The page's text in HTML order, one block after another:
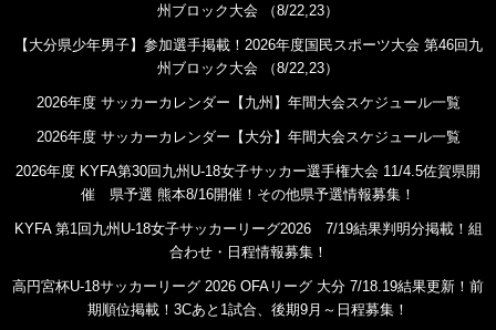
州ブロック大会 （8/22,23）
【大分県少年男子】参加選手掲載！2026年度国民スポーツ大会 第46回九
州ブロック大会 （8/22,23）
2026年度 サッカーカレンダー【九州】年間大会スケジュール一覧
2026年度 サッカーカレンダー【大分】年間大会スケジュール一覧
2026年度 KYFA第30回九州U-18女子サッカー選手権大会 11/4.5佐賀県開
催 県予選 熊本8/16開催！その他県予選情報募集！
KYFA 第1回九州U-18女子サッカーリーグ2026 7/19結果判明分掲載！組
合わせ・日程情報募集！
高円宮杯U-18サッカーリーグ 2026 OFAリーグ 大分 7/18.19結果更新！前
期順位掲載！3Cあと1試合、後期9月～日程募集！